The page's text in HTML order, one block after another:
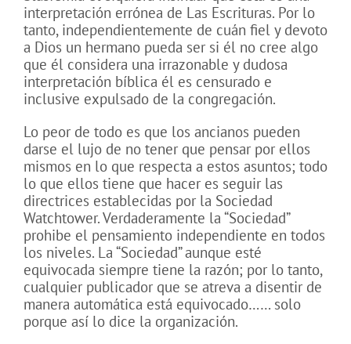
interpretación errónea de Las Escrituras. Por lo
tanto, independientemente de cuán fiel y devoto
a Dios un hermano pueda ser si él no cree algo
que él considera una irrazonable y dudosa
interpretación bíblica él es censurado e
inclusive expulsado de la congregación.
Lo peor de todo es que los ancianos pueden
darse el lujo de no tener que pensar por ellos
mismos en lo que respecta a estos asuntos; todo
lo que ellos tiene que hacer es seguir las
directrices establecidas por la Sociedad
Watchtower. Verdaderamente la “Sociedad”
prohibe el pensamiento independiente en todos
los niveles. La “Sociedad” aunque esté
equivocada siempre tiene la razón; por lo tanto,
cualquier publicador que se atreva a disentir de
manera automática está equivocado…… solo
porque así lo dice la organización.